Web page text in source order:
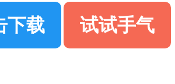
下载 试试手气